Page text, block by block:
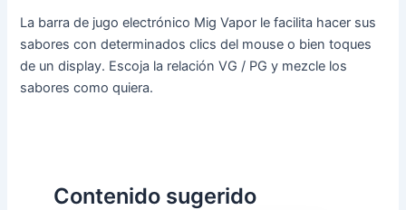
La barra de jugo electrónico Mig Vapor le facilita hacer sus
sabores con determinados clics del mouse o bien toques
de un display. Escoja la relación VG / PG y mezcle los
sabores como quiera.
Contenido sugerido